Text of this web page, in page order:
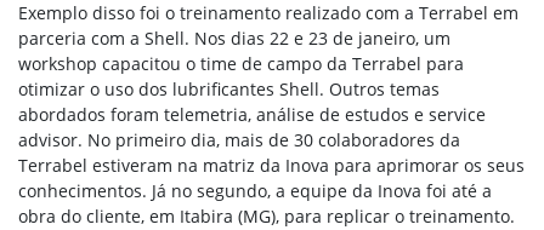
Exemplo disso foi o treinamento realizado com a Terrabel em
parceria com a Shell. Nos dias 22 e 23 de janeiro, um
workshop capacitou o time de campo da Terrabel para
otimizar o uso dos lubrificantes Shell. Outros temas
abordados foram telemetria, análise de estudos e service
advisor. No primeiro dia, mais de 30 colaboradores da
Terrabel estiveram na matriz da Inova para aprimorar os seus
conhecimentos. Já no segundo, a equipe da Inova foi até a
obra do cliente, em Itabira (MG), para replicar o treinamento.